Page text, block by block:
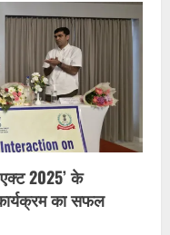
2025’ के
का सफल